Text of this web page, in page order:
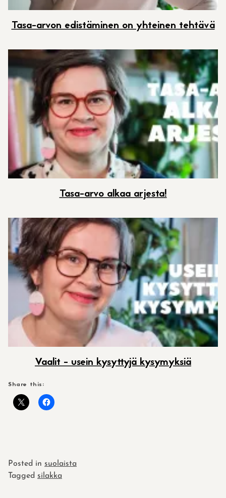
Tasa-arvon edistäminen on yhteinen tehtävä
Tasa-arvo alkaa arjesta!
Vaalit - usein kysyttyjä kysymyksiä
Share this:
Posted in suolaista
Tagged silakka